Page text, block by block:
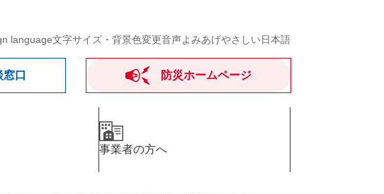
language文字サイズ・背景色変更音声よみあげやさしい日本語
口 防災ホームページ
事業者の方へ